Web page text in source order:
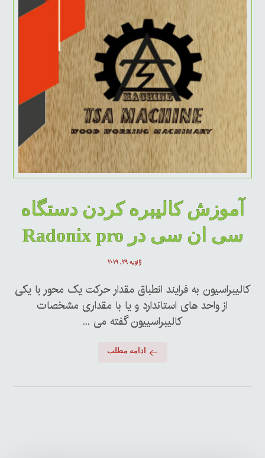
آموزش کالیبره کردن دستگاه
سی ان سی در Radonix pro
ژانویه ۲۹, ۲۰۱۹
کالیبراسیون به فرایند انطباق مقدار حرکت یک محور با یکی
از واحد های استاندارد و یا با مقداری مشخصات
کالیبراسییون گفته می ...
ادامه مطلب